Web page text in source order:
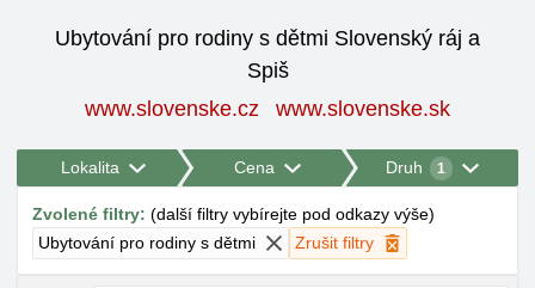
Ubytování pro rodiny s dětmi Slovenský ráj a
Spiš
www.slovenske.cz
www.slovenske.sk
Lokalita Cena Druh 1
Zvolené filtry: (další filtry vybírejte pod odkazy výše)
Ubytování pro rodiny s dětmi
Zrušit filtry